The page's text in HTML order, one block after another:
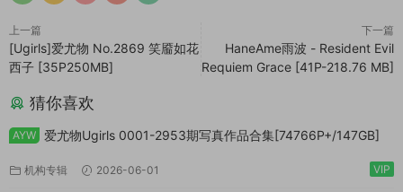
上一篇
[Ugirls]爱尤物 No.2869 笑靥如花
西子 [35P250MB]
下一篇
HaneAme雨波 - Resident Evil
Requiem Grace [41P-218.76 MB]
猜你喜欢
AYW 爱尤物Ugirls 0001-2953期写真作品合集[74766P+/147GB]
机构专辑 2026-06-01 VIP